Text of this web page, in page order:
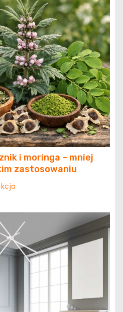
i moringa – mniej
zastosowaniu